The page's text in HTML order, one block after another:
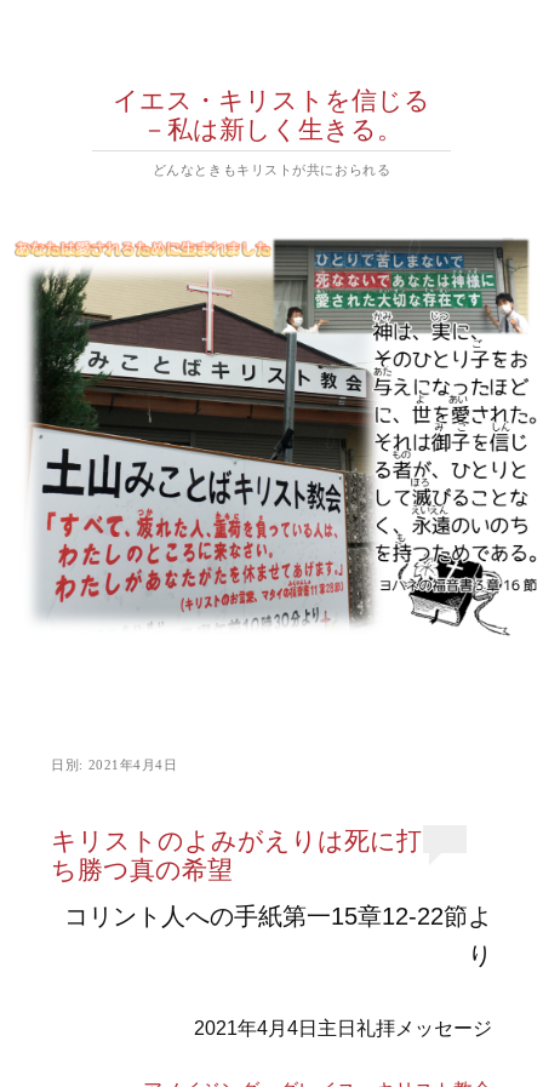
イエス・キリストを信じる
－私は新しく生きる。
どんなときもキリストが共におられる
日別: 2021年4月4日
キリストのよみがえりは死に打
ち勝つ真の希望
コリント人への手紙第一15章12-22節よ
り
2021年4月4日主日礼拝メッセージ